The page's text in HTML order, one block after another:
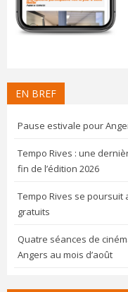
EN BREF
Pause estivale pour
Tempo Rives : une
fin de l’édition 2026
Tempo Rives se
gratuits
Quatre séances de
Angers au mois d’août